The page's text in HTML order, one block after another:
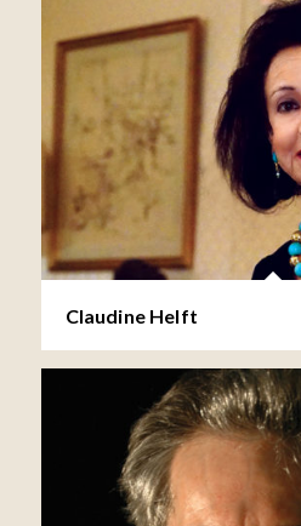
Claudine Helft